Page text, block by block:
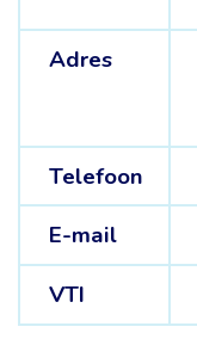
Adres
Telefoon
E-mail
VTI